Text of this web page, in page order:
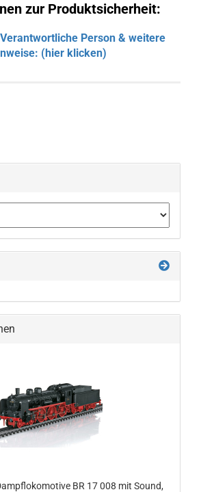
zur Produktsicherheit:
Person & weitere
(hier klicken)
BR 17 008 mit Sound,